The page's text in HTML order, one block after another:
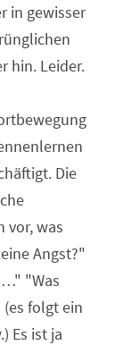
in gewisser
hin. Leider.
Die
vor, was
Angst?"
…" "Was
folgt ein
Es ist ja